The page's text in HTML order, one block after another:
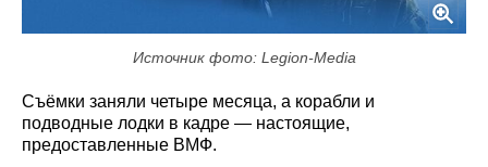
Источник фото: Legion-Media
Съёмки заняли четыре месяца, а корабли и
подводные лодки в кадре — настоящие,
предоставленные ВМФ.